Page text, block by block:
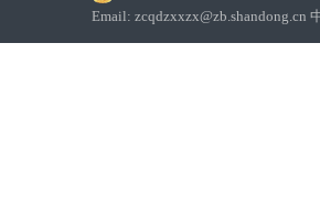
Email: zcqdzxxzx@zb.shandong.cn